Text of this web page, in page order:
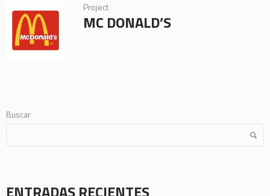
Project
MC DONALD’S
Buscar